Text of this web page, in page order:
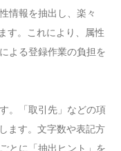
情報を抽出し、楽々
す。これにより、属性
よる登録作業の負担を
。「取引先」などの項
ます。文字数や表記方
とに「抽出ヒント」を